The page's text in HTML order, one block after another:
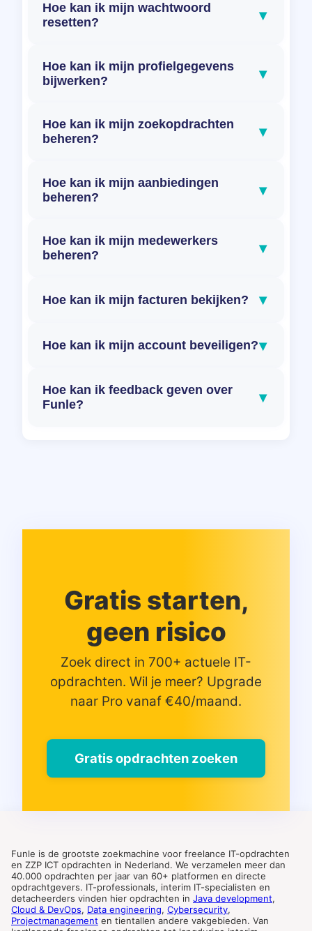
Hoe kan ik mijn wachtwoord
resetten?
▾
Hoe kan ik mijn profielgegevens
bijwerken?
▾
Hoe kan ik mijn zoekopdrachten
beheren?
▾
Hoe kan ik mijn aanbiedingen
beheren?
▾
Hoe kan ik mijn medewerkers
beheren?
▾
Hoe kan ik mijn facturen bekijken? ▾
Hoe kan ik mijn account beveiligen?▾
Hoe kan ik feedback geven over
Funle?
▾
Gratis starten,
geen risico
Zoek direct in 700+ actuele IT-
opdrachten. Wil je meer? Upgrade
naar Pro vanaf €40/maand.
Gratis opdrachten zoeken
Funle is de grootste zoekmachine voor freelance IT-opdrachten
en ZZP ICT opdrachten in Nederland. We verzamelen meer dan
40.000 opdrachten per jaar van 60+ platformen en directe
opdrachtgevers. IT-professionals, interim IT-specialisten en
detacheerders vinden hier opdrachten in Java development,
Cloud & DevOps, Data engineering, Cybersecurity,
Projectmanagement en tientallen andere vakgebieden. Van